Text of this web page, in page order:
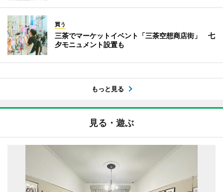
買う
三茶でマーケットイベント「三茶空想商店街」 七
夕モニュメント設置も
もっと見る
見る・遊ぶ